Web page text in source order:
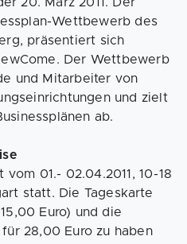
Wettbewerb des
präsentiert sich
Der Wettbewerb
und Mitarbeiter von
und zielt
ab.
01.- 02.04.2011, 10-18
statt. Die Tageskarte
Euro) und die
28,00 Euro zu haben